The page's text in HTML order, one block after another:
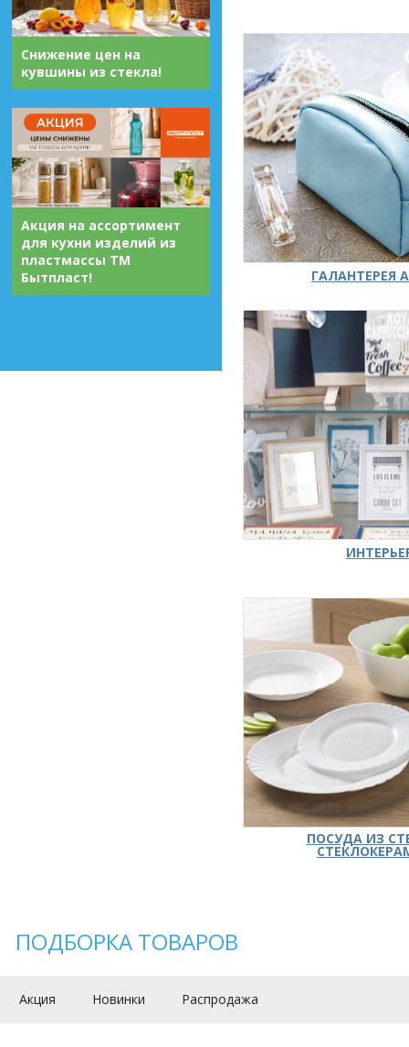
Снижение цен на
кувшины из стекла!
Акция на ассортимент
для кухни изделий из
пластмассы ТМ
Бытпласт!
ГАЛАНТЕРЕЯ
ПОСУДА ИЗ
ПОДБОРКА ТОВАРОВ
Акция Новинки Распродажа